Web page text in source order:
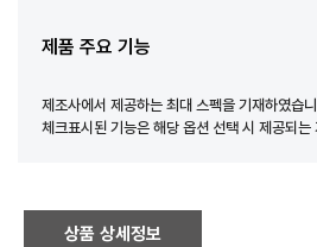
제품 주요 기능
제조사에서 제공하는 최대 스펙을 기재하였습
체크표시된 기능은 해당 옵션 선택 시 제공되는
상품 상세정보